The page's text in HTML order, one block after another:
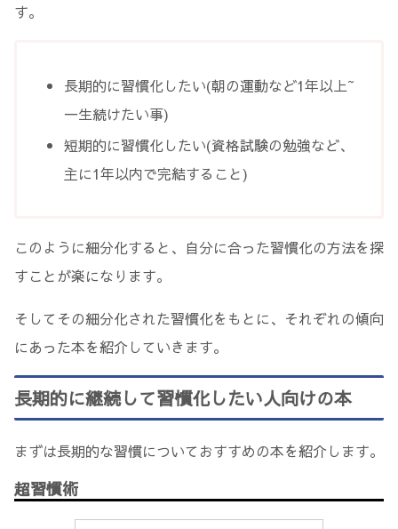
す。
長期的に習慣化したい(朝の運動など1年以上~
一生続けたい事)
短期的に習慣化したい(資格試験の勉強など、
主に1年以内で完結すること)
このように細分化すると、自分に合った習慣化の方法を探
すことが楽になります。
そしてその細分化された習慣化をもとに、それぞれの傾向
にあった本を紹介していきます。
長期的に継続して習慣化したい人向けの本
まずは長期的な習慣についておすすめの本を紹介します。
超習慣術